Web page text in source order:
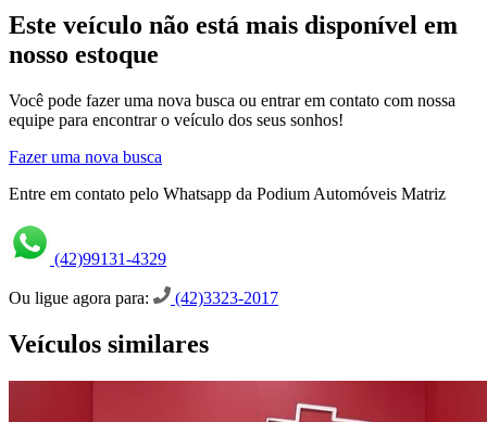
Este veículo não está mais disponível em
nosso estoque
Você pode fazer uma nova busca ou entrar em contato com nossa
equipe para encontrar o veículo dos seus sonhos!
Fazer uma nova busca
Entre em contato pelo Whatsapp da Podium Automóveis Matriz
(42)99131-4329
Ou ligue agora para: (42)3323-2017
Veículos similares